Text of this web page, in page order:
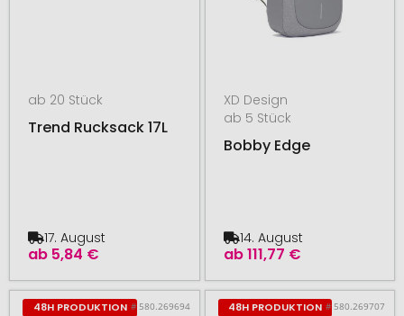
ab 20 Stück
Trend Rucksack 17L
ab 5,84 €
17. August
XD Design
ab 5 Stück
Bobby Edge
ab111,77 €
14. August
48H PRODUKTION # 580.269694 48H PRODUKTION # 580.269707